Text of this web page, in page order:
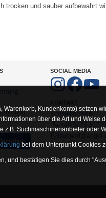
und sauber aufbewahrt
SOCIAL MEDIA
Kontaktformular
Kundenkonto)
über die Art und
z.B. Suchmaschinenanbieter oder
bei dem Unterpunkt Cookies
und bestätigen Sie dies durch